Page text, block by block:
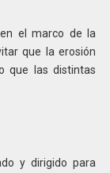
el marco de la
que la erosión
que las distintas
y dirigido para